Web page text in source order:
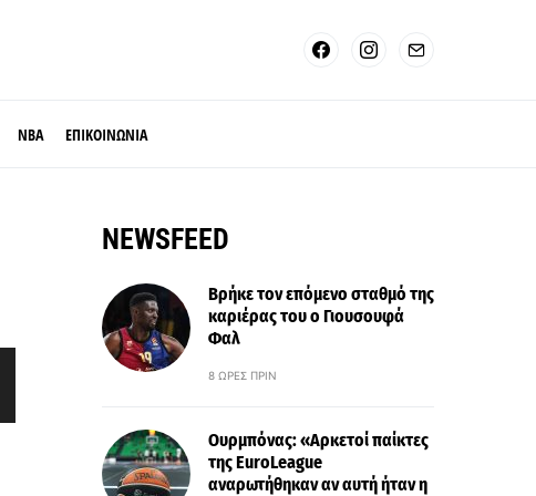
ΝΒΑ ΕΠΙΚΟΙΝΩΝΙΑ
NEWSFEED
Βρήκε τον επόμενο σταθμό της
καριέρας του ο Γιουσουφά
Φαλ
8 ΏΡΕΣ ΠΡΙΝ
Ουρμπόνας: «Αρκετοί παίκτες
της EuroLeague
αναρωτήθηκαν αν αυτή ήταν η